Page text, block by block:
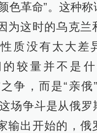
色革命”。这种称
为这时的乌克兰
质没有太大差
较量并不是什
争，而是“亲俄
场争斗是从俄罗
输出开始的，俄